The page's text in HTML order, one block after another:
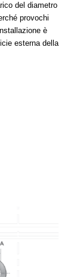
del diametro
provochi
è
esterna della